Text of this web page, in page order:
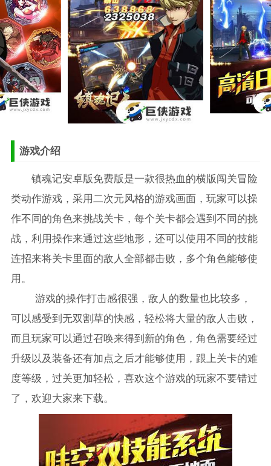
游戏介绍
镇魂记安卓版免费版是一款很热血的横版闯关冒险
类动作游戏，采用二次元风格的游戏画面，玩家可以操
作不同的角色来挑战关卡，每个关卡都会遇到不同的挑
战，利用操作来通过这些地形，还可以使用不同的技能
连招来将关卡里面的敌人全部都击败，多个角色能够使
用。
游戏的操作打击感很强，敌人的数量也比较多，
可以感受到无双割草的快感，轻松将大量的敌人击败，
而且玩家可以通过召唤来得到新的角色，角色需要经过
升级以及装备还有加点之后才能够使用，跟上关卡的难
度等级，过关更加轻松，喜欢这个游戏的玩家不要错过
了，欢迎大家来下载。